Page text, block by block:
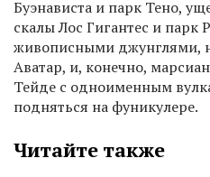
Буэнависта и парк Тено,
скалы Лос Гигантес и парк
живописными
Аватар, и, конечно,
Тейде с одноименным
подняться на фуникулере.
Читайте также